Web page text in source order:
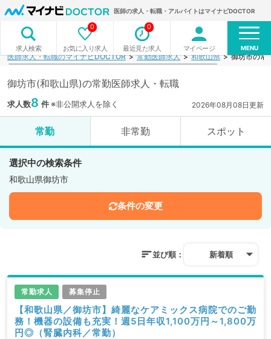
医師の求人・転職・アルバイトはマイナビDOCTOR
求人検索 お気に入り求人
0
最近見た求人
0
マイページ MENU
医師求人・転職のマイナビDOCTOR 常勤医師求人 和歌山県 御坊市の常
御坊市(和歌山県)の常勤医師求人・転職
求人数8 件※非公開求人を除く 2026年08月08日更新
常勤 非常勤 スポット
選択中の検索条件
和歌山県御坊市
条件の変更
並び順： 新着順
常勤求人 募集停止
【和歌山県／御坊市】綺麗なケアミックス病院でのご勤
務！機器の設備も充実！週5日年収1,100万円～1,800万
円◎（腎臓内科／常勤）